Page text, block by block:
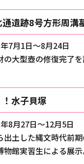
遺跡8号方形周溝
7月1日～8月24日
大型壺の修復完了
水子貝塚
8月27日～12月5日
土した縄文時代前
館実習生による展示